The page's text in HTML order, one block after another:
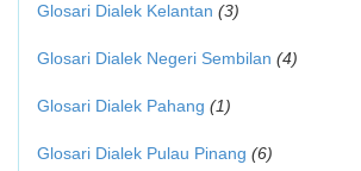
Glosari Dialek Kelantan (3)
Glosari Dialek Negeri Sembilan (4)
Glosari Dialek Pahang (1)
Glosari Dialek Pulau Pinang (6)